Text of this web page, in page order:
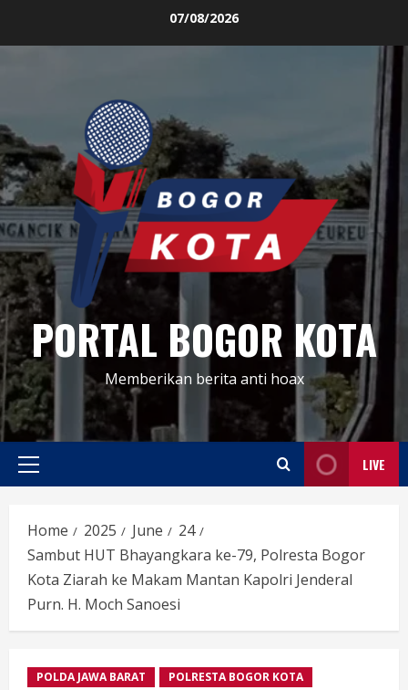
07/08/2026
PORTAL BOGOR KOTA
Memberikan berita anti hoax
Primary
LIVE
Home 2025 June
24
Sambut HUT Bhayangkara ke-79, Polresta Bogor
Kota Ziarah ke Makam Mantan Kapolri Jenderal
Purn. H. Moch Sanoesi
POLDA JAWA BARAT POLRESTA BOGOR KOTA